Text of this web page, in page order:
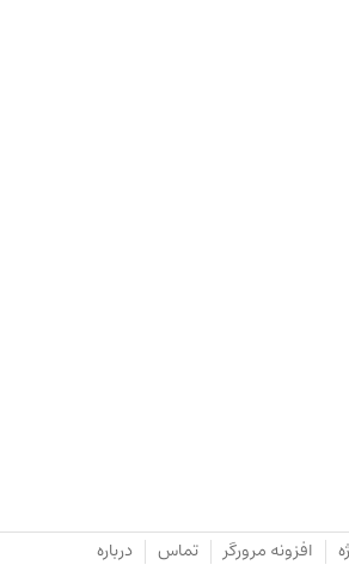
افزونه مرورگر تماس درباره